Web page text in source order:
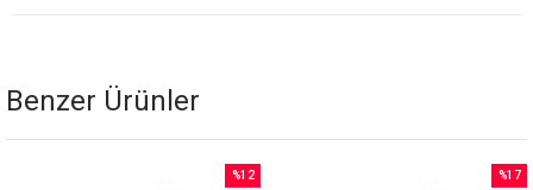
Benzer Ürünler
%12
%17